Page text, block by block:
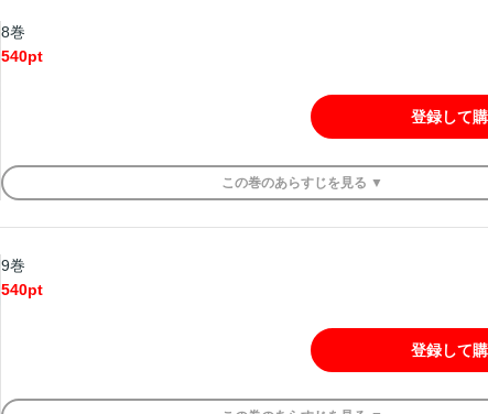
8巻
540pt
登録して
この巻のあらすじを 見る ▼
9巻
540pt
登録して